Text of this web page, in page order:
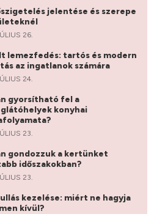
jelentése és szerepe
26.
lemezfedés: tartós és modern
az ingatlanok számára
24.
gyorsítható fel a
konyhai
23.
gondozzuk a kertünket
időszakokban?
23.
kezelése: miért ne hagyja
kívül?